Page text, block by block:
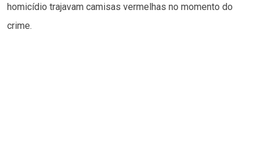
homicídio trajavam camisas vermelhas no momento do
crime.